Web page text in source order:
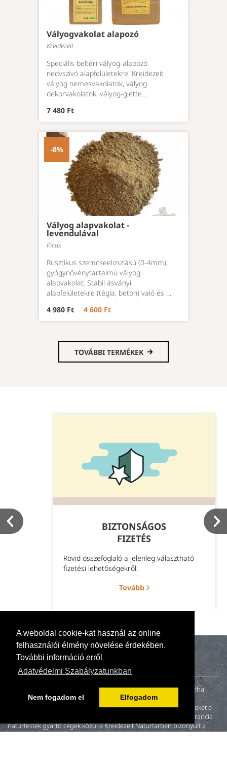
A weboldal cookie-kat használ az online
felhasználói élmény növelése érdekében.
További információ erről
Adatvédelmi Szabályzatunkban
Nem fogadom el Elfogadom
Vályogvakolat alapozó
Kreidezeit
Speciális beltéri vályog-alapozó
nedvszívó alapfelületekre. Kreidezeit
vályog nemesvakolatok, vályog
dekorvakolatok, vályog-glette…
7 480 Ft
-8%
Vályog alapvakolat -
levendulával
Picas
Rusztikus szemcseeloszlású (0-4mm),
gyógynövénytartalmú vályog
alapvakolat. Stabil ásványi
alapfelületekre (tégla, beton) való és …
4 980 Ft
4 600 Ft
TOVÁBBI TERMÉKEK
BIZTONSÁGOS
FIZETÉS
Rövid összefoglaló a jelenleg választható
fizetési lehetőségekről.
Tovább
A naturillo.hu mögött egy kis családi vállalkozás (anya, apa és néha
gyerekek) tevékenykedik. 2000-ben fiatal házasként otthonunk
felújításakor nem találtunk környezetbarát és egészséges festékeket a
magyar piacon. A neten fellelt és megkeresett német, angol és francia
natúrfesték gyártó cégek közül a Kreidezeit Naturfarben bizonyult a
leginkább hitelesnek.